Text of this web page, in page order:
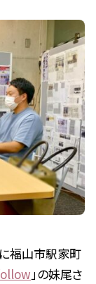
福山市駅家町
」の妹尾さ